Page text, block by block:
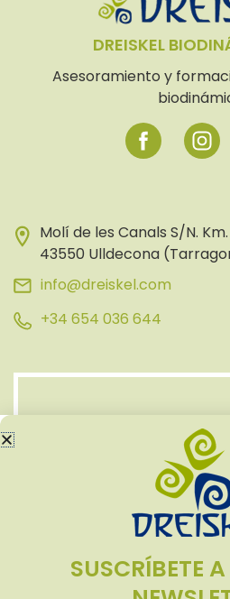
DREISKEL
Asesoramiento y
Molí de les Canals S/N. Km.
43550 Ulldecona
info@dreiskel.com
+34 654 036 644
SUSCRÍBETE